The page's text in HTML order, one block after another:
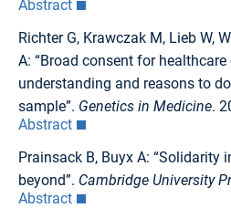
Abstract
Richter G, Krawczak M, Lieb W,
A: “Broad consent for
understanding and reasons to
sample”. Genetics in Medicine.
Abstract
Prainsack B, Buyx A: “Solidarity
beyond”. Cambridge University
Abstract